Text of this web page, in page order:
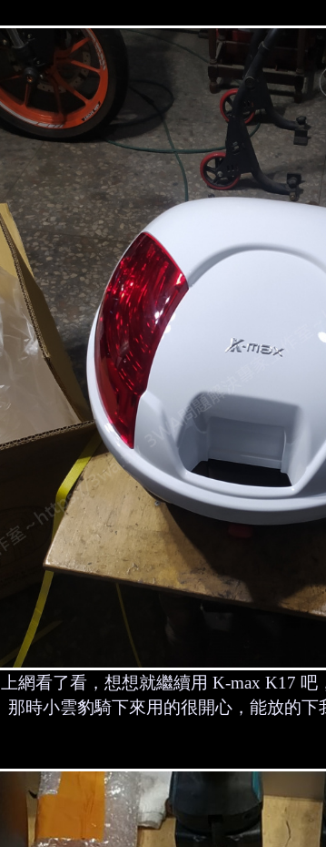
上網看了看，想想就繼續用 K-max K17
那時小雲豹騎下來用的很開心，能放的